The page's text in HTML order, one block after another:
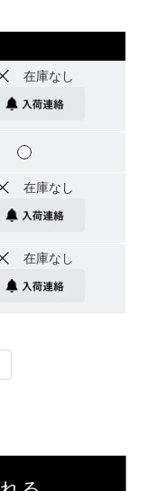
在庫なし
在庫なし
在庫なし